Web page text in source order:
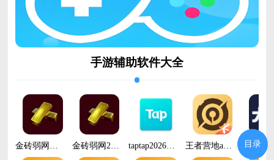
手游辅助软件大全
王者营地app最新版v10.112.0708 安卓版 目录